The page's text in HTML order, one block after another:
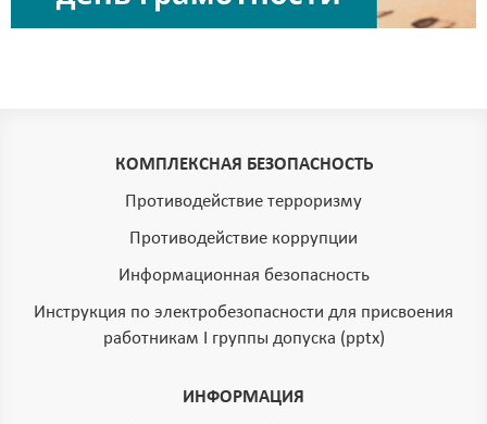
КОМПЛЕКСНАЯ БЕЗОПАСНОСТЬ
Противодействие терроризму
Противодействие коррупции
Информационная безопасность
Инструкция по электробезопасности для присвоения
работникам I группы допуска (pptx)
ИНФОРМАЦИЯ